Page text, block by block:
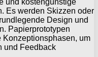
Es werden Skizzen oder
Design und
Papierprototypen
Konzeptionsphasen, um
und Feedback